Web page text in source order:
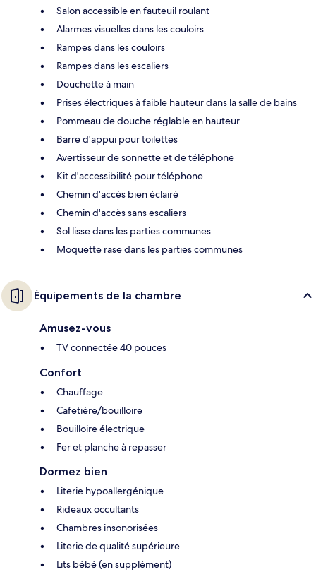
Salon accessible en fauteuil roulant
Alarmes visuelles dans les couloirs
Rampes dans les couloirs
Rampes dans les escaliers
Douchette à main
Prises électriques à faible hauteur dans la salle de bains
Pommeau de douche réglable en hauteur
Barre d'appui pour toilettes
Avertisseur de sonnette et de téléphone
Kit d'accessibilité pour téléphone
Chemin d'accès bien éclairé
Chemin d'accès sans escaliers
Sol lisse dans les parties communes
Moquette rase dans les parties communes
Équipements de la chambre
Amusez-vous
TV connectée 40 pouces
Confort
Chauffage
Cafetière/bouilloire
Bouilloire électrique
Fer et planche à repasser
Dormez bien
Literie hypoallergénique
Rideaux occultants
Chambres insonorisées
Literie de qualité supérieure
Lits bébé (en supplément)